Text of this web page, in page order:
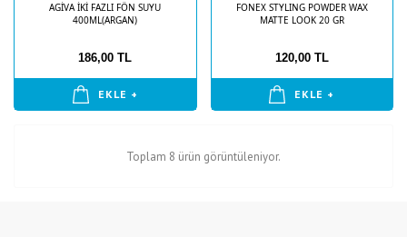
AGİVA İKİ FAZLI FÖN SUYU
400ML(ARGAN)
186,00 TL
EKLE +
FONEX STYLING POWDER WAX
MATTE LOOK 20 GR
120,00 TL
EKLE +
Toplam 8 ürün görüntüleniyor.